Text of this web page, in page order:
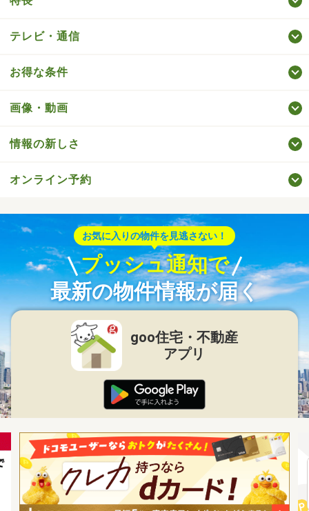
テレビ・通信
お得な条件
画像・動画
情報の新しさ
オンライン予約
お気に入りの物件を見逃さない！
プッシュ通知で
最新の物件情報が届く
goo住宅・不動産
アプリ